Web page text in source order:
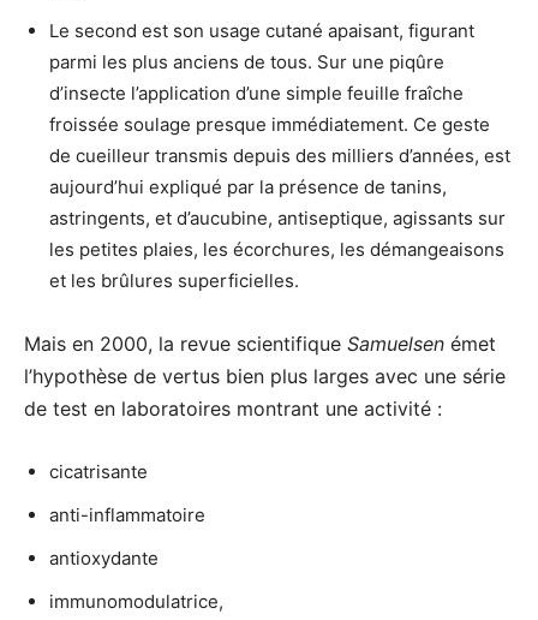
Le second est son usage cutané apaisant, figurant
parmi les plus anciens de tous. Sur une piqûre
d’insecte l’application d’une simple feuille fraîche
froissée soulage presque immédiatement. Ce geste
de cueilleur transmis depuis des milliers d’années, est
aujourd’hui expliqué par la présence de tanins,
astringents, et d’aucubine, antiseptique, agissants sur
les petites plaies, les écorchures, les démangeaisons
et les brûlures superficielles.
Mais en 2000, la revue scientifique Samuelsen émet
l’hypothèse de vertus bien plus larges avec une série
de test en laboratoires montrant une activité :
cicatrisante
anti-inflammatoire
antioxydante
immunomodulatrice,